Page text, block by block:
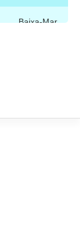
Baixa-Mar